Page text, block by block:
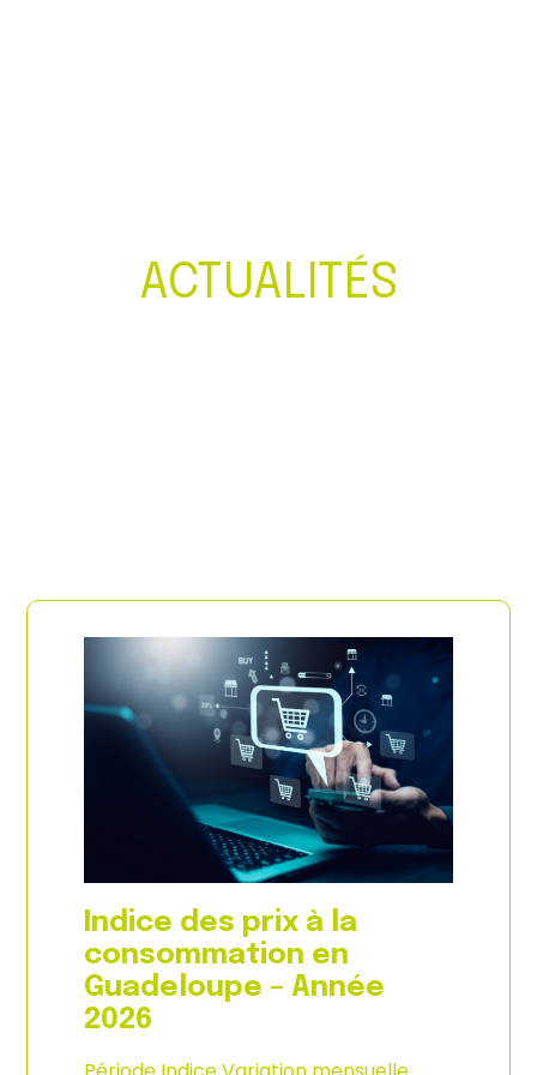
ACTUALITÉS
Indice des prix à la
consommation en
Guadeloupe – Année
2026